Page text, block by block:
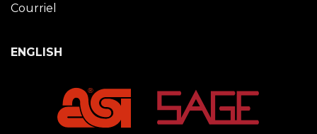
Courriel
ENGLISH